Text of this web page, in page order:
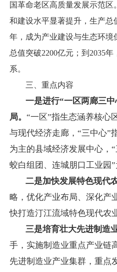
国革命老区高质量发展示范区
和建设水平显著提升，生产总
年，成为产业建设与生态环
总值突破2200亿元；到2035
系。
三、重点内容
一是进行“一区两廊三
局。 “一区”指生态涵养核心
与现代经济走廊，“三中心”
为主的县域经济发展中心，“
蛟白组团、连城朋口工业园”
二是加快发展特色现代农
略，优化产业布局、深化产
快打造汀江流域特色现代农
三是培育壮大先进制造业
手，实施制造业重点产业链
先进制造业产业集群，重点